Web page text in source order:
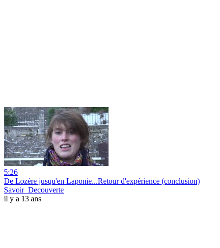
5:26
De Lozère jusqu'en Laponie...Retour d'expérience (conclusion)
Savoir_Decouverte
il y a 13 ans